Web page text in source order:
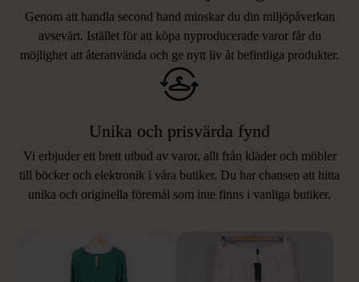
Genom att handla second hand minskar du din miljöpåverkan
avsevärt. Istället för att köpa nyproducerade varor får du
möjlighet att återanvända och ge nytt liv åt befintliga produkter.
Unika och prisvärda fynd
Vi erbjuder ett brett utbud av varor, allt från kläder och möbler
till böcker och elektronik i våra butiker. Du har chansen att hitta
unika och originella föremål som inte finns i vanliga butiker.
LIKNANDE PRODUKTER
Hitta produkter som påminner om denna